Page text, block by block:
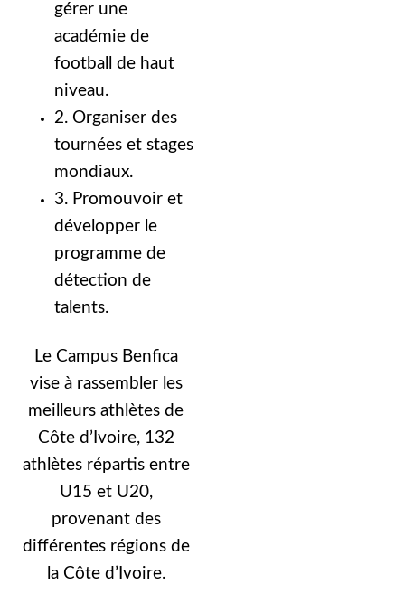
gérer une
académie de
football de haut
niveau.
2. Organiser des
tournées et stages
mondiaux.
3. Promouvoir et
développer le
programme de
détection de
talents.
Le Campus Benfica
vise à rassembler les
meilleurs athlètes de
Côte d’Ivoire, 132
athlètes répartis entre
U15 et U20,
provenant des
différentes régions de
la Côte d’Ivoire.